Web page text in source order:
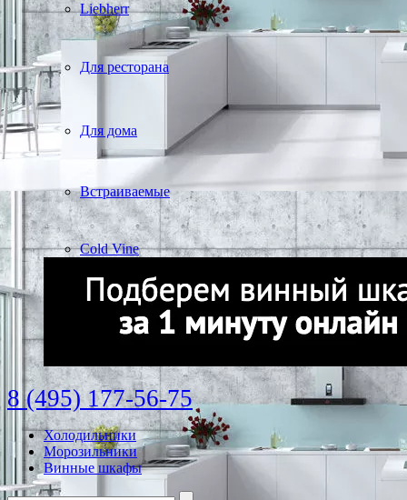
Liebherr
Для ресторана
Для дома
Встраиваемые
Cold Vine
8 (495) 177-56-75
Холодильники
Морозильники
Винные шкафы